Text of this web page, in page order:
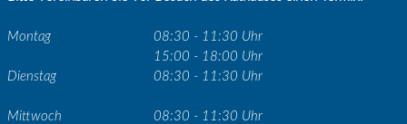
Montag
08:30 - 11:30 Uhr
15:00 - 18:00 Uhr
Dienstag
08:30 - 11:30 Uhr
Mittwoch 08:30 - 11:30 Uhr